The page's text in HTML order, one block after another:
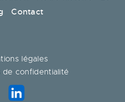
Contact
légales
de confidentialité